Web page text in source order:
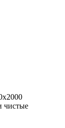
чистые